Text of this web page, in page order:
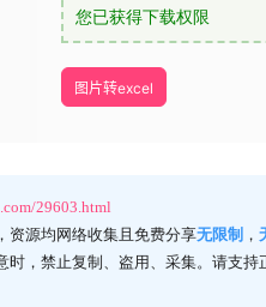
您已获得下载权限
图片转excel
29603.html
资源均网络收集且免费分享无限制 ，
时，禁止复制、盗用、采集。请支